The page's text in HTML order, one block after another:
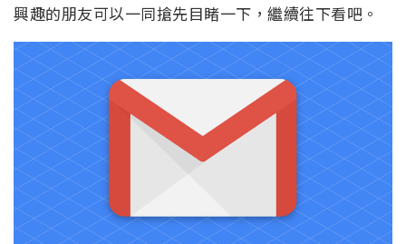
興趣的朋友可以一同搶先目睹一下，繼續往下看吧。